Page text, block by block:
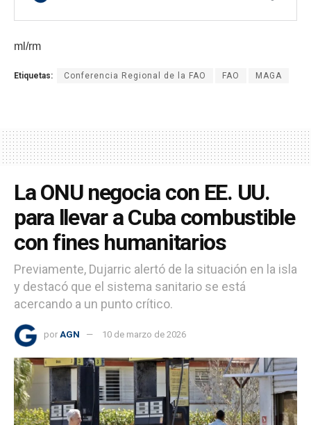
ml/rm
Etiquetas: Conferencia Regional de la FAO FAO MAGA
La ONU negocia con EE. UU.
para llevar a Cuba combustible
con fines humanitarios
Previamente, Dujarric alertó de la situación en la isla
y destacó que el sistema sanitario se está
acercando a un punto crítico.
por AGN 10 de marzo de 2026